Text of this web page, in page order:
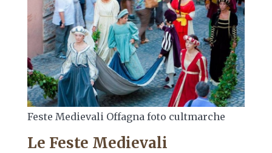
Feste Medievali Offagna foto cultmarche
Le Feste Medievali